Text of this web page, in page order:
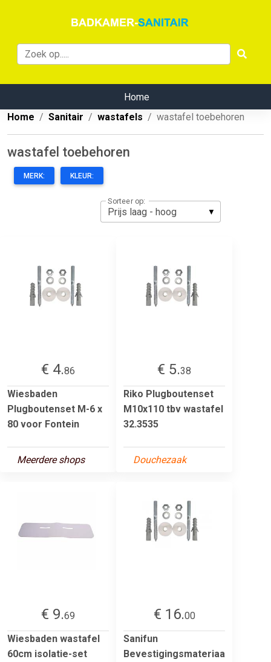
Home
Home
Sanitair wastafels wastafel toebehoren
wastafel toebehoren
MERK: KLEUR:
Sorteer op:
€ 4.86
Wiesbaden
Plugboutenset M-6 x
80 voor Fontein
Meerdere shops
€ 5.38
Riko Plugboutenset
M10x110 tbv wastafel
32.3535
Douchezaak
€ 9.69
Wiesbaden wastafel
60cm isolatie-set
€ 16.00
Sanifun
Bevestigingsmateriaa